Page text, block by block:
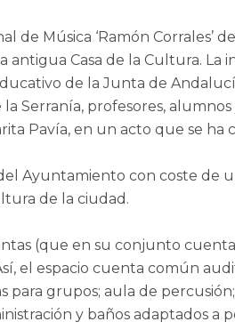
de Música ‘Ramón
Casa de la Cultura.
de la Junta de
Serranía, profesores,
Pavía, en un acto que se ha
Ayuntamiento con coste
de la ciudad.
(que en su conjunto
el espacio cuenta común
para grupos; aula de
y baños adaptados a